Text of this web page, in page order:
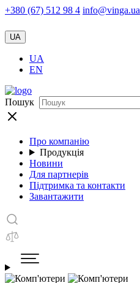
+380 (67) 512 98 4 info@vinga.ua
UA
UA
EN
Пошук
Про компанію
Продукція
Новини
Для партнерів
Підтримка та контакти
Завантажити